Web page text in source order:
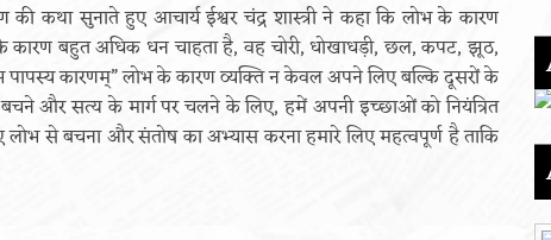
कथा सुनाते हुए आचार्य ईश्वर चंद्र शास्त्री ने कहा कि लोभ के कारण
बहुत अधिक धन चाहता है, वह चोरी, धोखाधड़ी, छल, कपट, झूठ,
पापस्य कारणम्” लोभ के कारण व्यक्ति न केवल अपने लिए बल्कि दूसरों के
और सत्य के मार्ग पर चलने के लिए, हमें अपनी इच्छाओं को नियंत्रित
से बचना और संतोष का अभ्यास करना हमारे लिए महत्वपूर्ण है ताकि